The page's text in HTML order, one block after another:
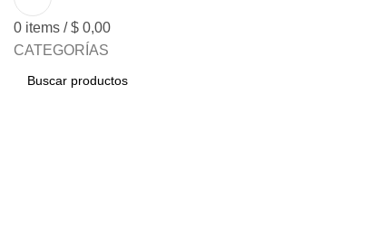
0 items / $ 0,00
CATEGORÍAS